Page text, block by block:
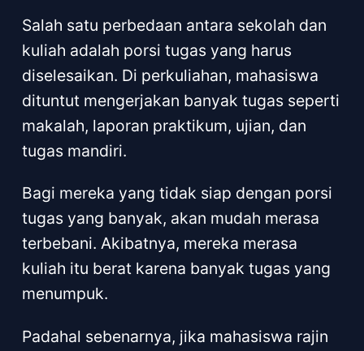
Salah satu perbedaan antara sekolah dan
kuliah adalah porsi tugas yang harus
diselesaikan. Di perkuliahan, mahasiswa
dituntut mengerjakan banyak tugas seperti
makalah, laporan praktikum, ujian, dan
tugas mandiri.
Bagi mereka yang tidak siap dengan porsi
tugas yang banyak, akan mudah merasa
terbebani. Akibatnya, mereka merasa
kuliah itu berat karena banyak tugas yang
menumpuk.
Padahal sebenarnya, jika mahasiswa rajin